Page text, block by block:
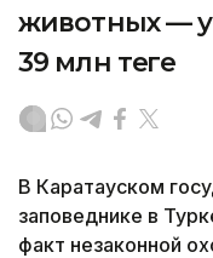
животных —
39 млн теңге
В Каратауском
заповеднике в
факт незаконной